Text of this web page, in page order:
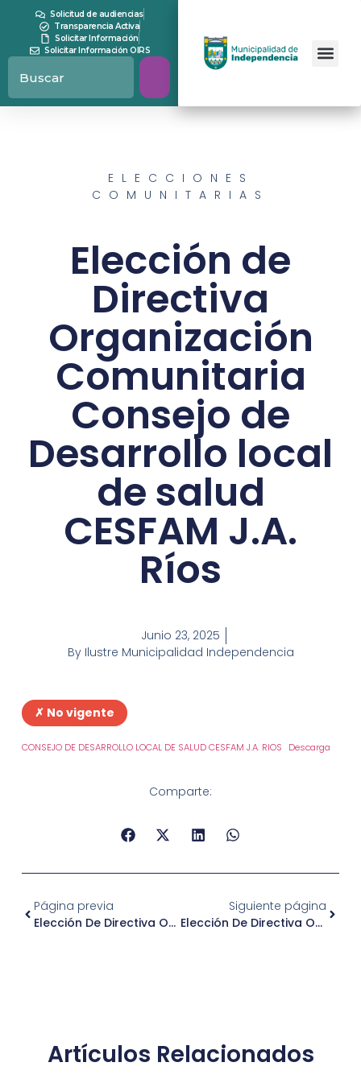
Solicitud de audiencias
Transparencia Activa
Solicitar Información
Solicitar Información OIRS
ELECCIONES
COMUNITARIAS
Elección de
Directiva
Organización
Comunitaria
Consejo de
Desarrollo local
de salud
CESFAM J.A.
Ríos
Junio 23, 2025
ByIlustre Municipalidad Independencia
✗ No vigente
CONSEJO DE DESARROLLO LOCAL DE SALUD CESFAM J.A. RIOS Descarga
Comparte:
Página previa
Elección De Directiva Organización Comunitaria Casa Macaco
Siguiente página
Elección De Directiva Organización Comunitaria APESAMN
Artículos Relacionados